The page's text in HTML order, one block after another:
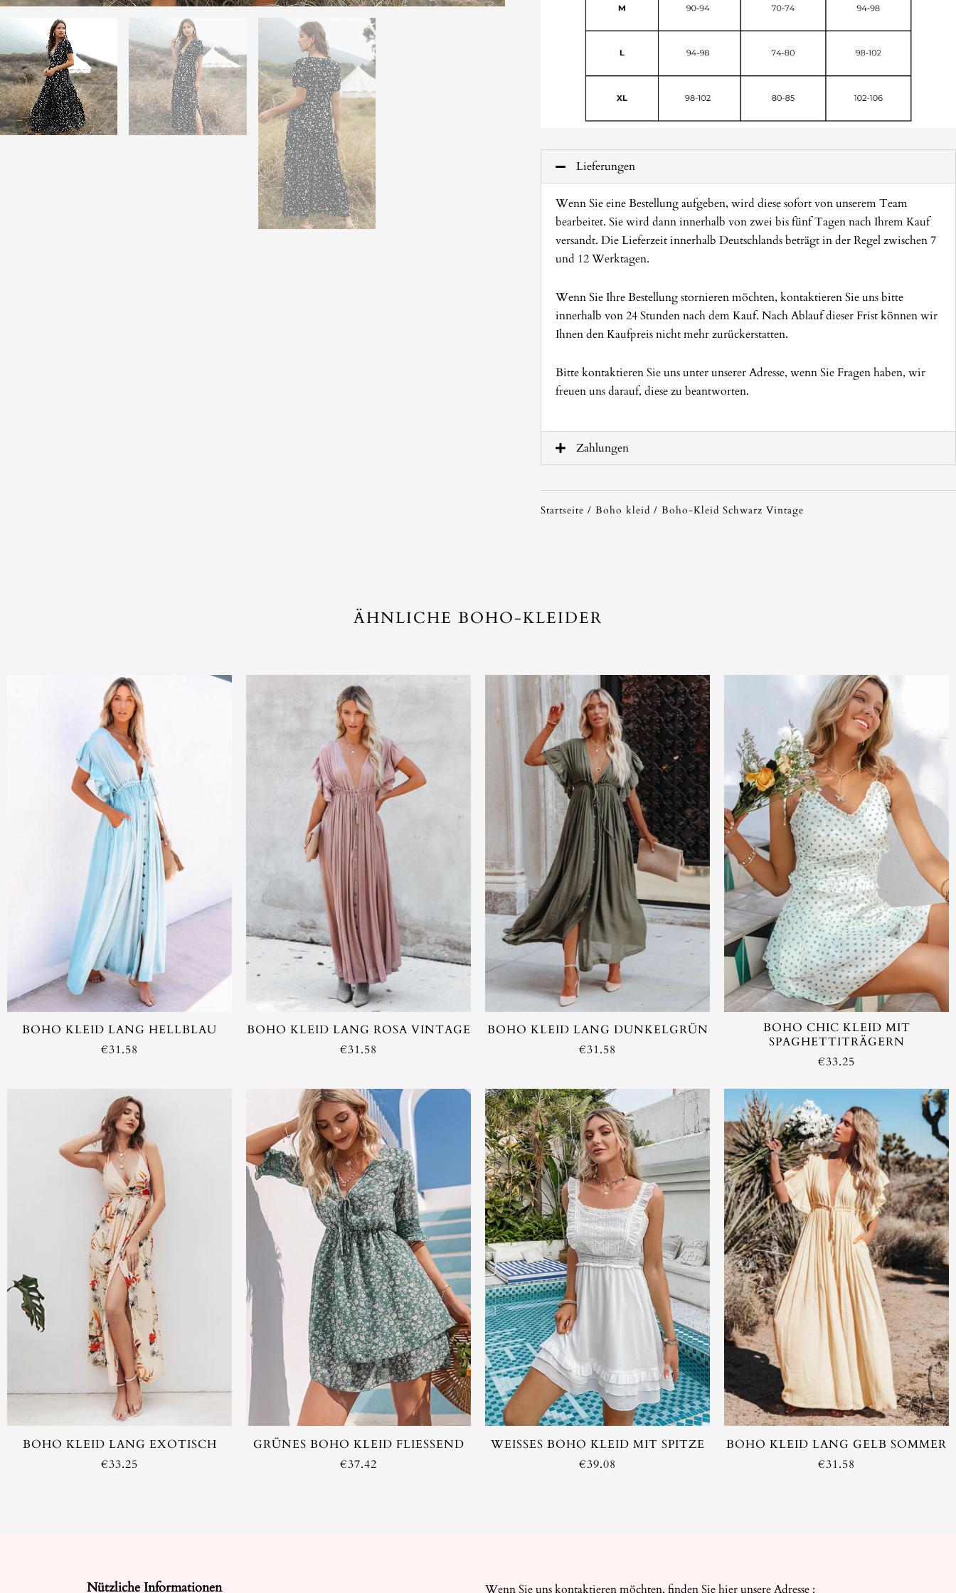
Lieferungen
Wenn Sie eine Bestellung aufgeben, wird diese sofort von unserem Team
bearbeitet. Sie wird dann innerhalb von zwei bis fünf Tagen nach Ihrem Kauf
versandt. Die Lieferzeit innerhalb Deutschlands beträgt in der Regel zwischen 7
und 12 Werktagen.
Wenn Sie Ihre Bestellung stornieren möchten, kontaktieren Sie uns bitte
innerhalb von 24 Stunden nach dem Kauf. Nach Ablauf dieser Frist können wir
Ihnen den Kaufpreis nicht mehr zurückerstatten.
Bitte kontaktieren Sie uns unter unserer Adresse, wenn Sie Fragen haben, wir
freuen uns darauf, diese zu beantworten.
Zahlungen
Startseite / Boho kleid / Boho-Kleid Schwarz Vintage
ÄHNLICHE BOHO-KLEIDER
BOHO KLEID LANG HELLBLAU
€31.58
BOHO KLEID LANG ROSA VINTAGE
€31.58
BOHO KLEID LANG DUNKELGRÜN
€31.58
AUSVERKAUFT
BOHO CHIC KLEID MIT
SPAGHETTITRÄGERN
€33.25
BOHO KLEID LANG EXOTISCH
€33.25
GRÜNES BOHO KLEID FLIESSEND
€37.42
AUSVERKAUFT
WEISSES BOHO KLEID MIT SPITZE
€39.08
BOHO KLEID LANG GELB SOMMER
€31.58
Nützliche Informationen Wenn Sie uns kontaktieren möchten, finden Sie hier unsere Adresse :